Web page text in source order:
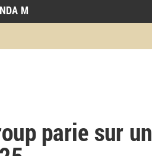
M
parie sur un